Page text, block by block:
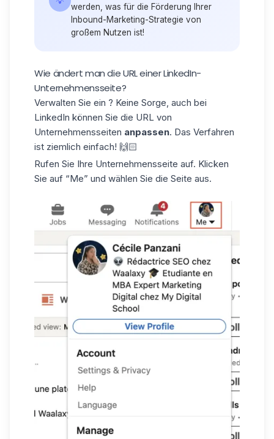
werden, was für die Förderung Ihrer
Inbound-Marketing-Strategie von
großem Nutzen ist!
Wie ändert man die URL einer LinkedIn-
Unternehmensseite?
Verwalten Sie ein ? Keine Sorge, auch bei
LinkedIn können Sie die URL von
Unternehmensseiten anpassen. Das Verfahren
ist ziemlich einfach! 🙌🏻
Rufen Sie Ihre Unternehmensseite auf. Klicken
Sie auf “Me” und wählen Sie die Seite aus.